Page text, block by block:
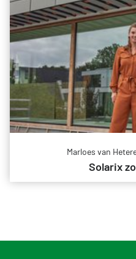
Marloes van
Solarix